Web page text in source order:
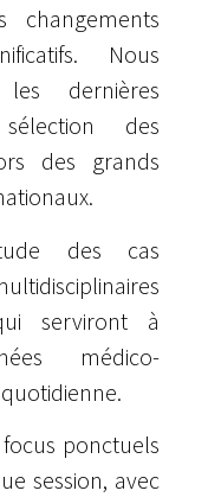
Nous
dernières
des
des grands
des cas
serviront à
médico-
ponctuels
session, avec